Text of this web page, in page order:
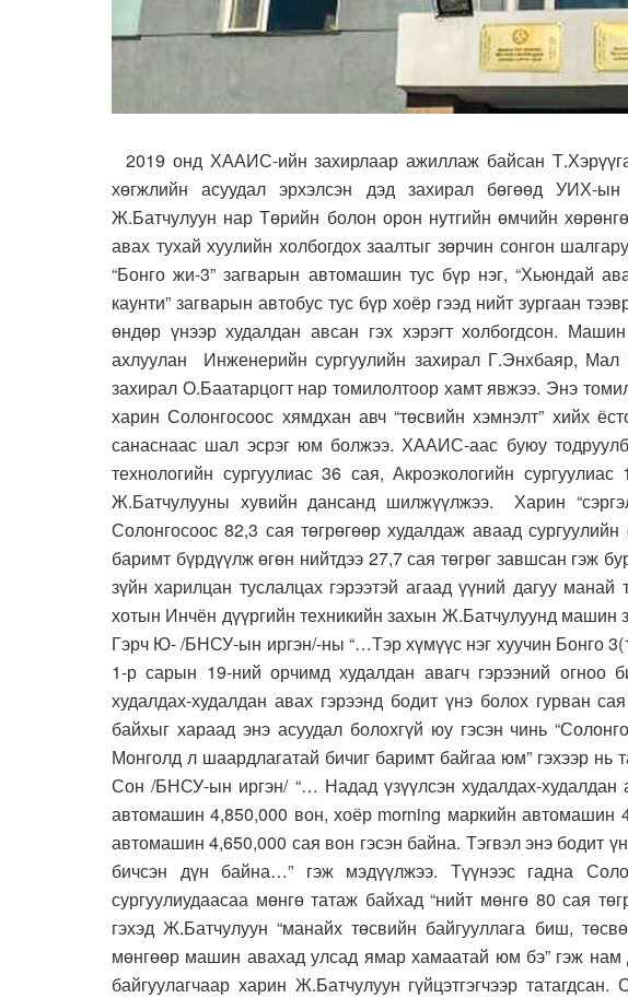
2019 онд ХААИС-ийн захирлаар ажиллаж байсан
хөгжлийн асуудал эрхэлсэн дэд захирал бөгөөд УИХ-
Ж.Батчулуун нар Төрийн болон орон нутгийн өмчийн
авах тухай хуулийн холбогдох заалтыг зөрчин сонгон
“Бонго жи-3” загварын автомашин тус бүр нэг, “Хьюндай
каунти” загварын автобус тус бүр хоёр гээд нийт зургаан
өндөр үнээр худалдан авсан гэх хэрэгт холбогдсон.
ахлуулан Инженерийн сургуулийн захирал Г.Энхбаяр, Мал
захирал О.Баатарцогт нар томилолтоор хамт явжээ. Энэ
харин Солонгосоос хямдхан авч “төсвийн хэмнэлт” хийх
санаснаас шал эсрэг юм болжээ. ХААИС-аас буюу
технологийн сургуулиас 36 сая, Акроэкологийн
Ж.Батчулууны хувийн дансанд шилжүүлжээ. Харин
Солонгосоос 82,3 сая төгрөгөөр худалдаж аваад
баримт бүрдүүлж өгөн нийтдээ 27,7 сая төгрөг завшсан гэж
зүйн харилцан туслалцах гэрээтэй агаад үүний дагуу
хотын Инчён дүүргийн техникийн захын Ж.Батчулуунд машин
Гэрч Ю- /БНСУ-ын иргэн/-ны “…Тэр хүмүүс нэг хуучин Бонго
1-р сарын 19-ний орчимд худалдан авагч гэрээний огноо
худалдах-худалдан авах гэрээнд бодит үнэ болох гурван
байхыг хараад энэ асуудал болохгүй юу гэсэн чинь
Монголд л шаардлагатай бичиг баримт байгаа юм” гэхээр
Сон /БНСУ-ын иргэн/ “… Надад үзүүлсэн худалдах-худалдан
автомашин 4,850,000 вон, хоёр morning маркийн автомашин
автомашин 4,650,000 сая вон гэсэн байна. Тэгвэл энэ бодит
бичсэн дүн байна…” гэж мэдүүлжээ. Түүнээс гадна
сургуулиудаасаа мөнгө татаж байхад “нийт мөнгө 80 сая
гэхэд Ж.Батчулуун “манайх төсвийн байгууллага биш,
мөнгөөр машин авахад улсад ямар хамаатай юм бэ” гэж нам
байгуулагчаар харин Ж.Батчулуун гүйцэтгэгчээр